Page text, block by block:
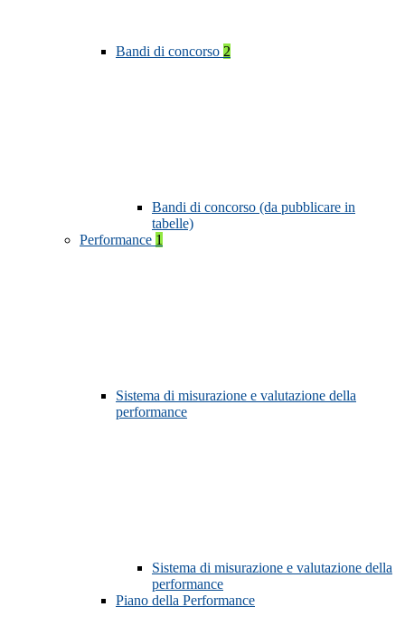
Bandi di concorso 2
Bandi di concorso (da pubblicare in
tabelle)
Performance 1
Sistema di misurazione e valutazione della
performance
Sistema di misurazione e valutazione della
performance
Piano della Performance